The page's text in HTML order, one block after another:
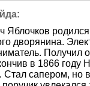
Яблочков
дворянина.
Получил
в 1866 году
Стал сапером, но